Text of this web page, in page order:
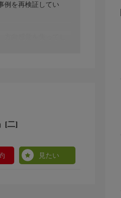
例を再検証してい
向感覚を失ってし
[二]
見たい